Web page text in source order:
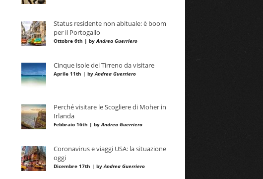
Status residente non abituale: è boom
per il Portogallo
Ottobre 6th | byAndrea Guerriero
Cinque isole del Tirreno da visitare
Aprile 11th | byAndrea Guerriero
Perché visitare le Scogliere di Moher in
Irlanda
Febbraio 16th | byAndrea Guerriero
Coronavirus e viaggi USA: la situazione
oggi
Dicembre 17th | byAndrea Guerriero